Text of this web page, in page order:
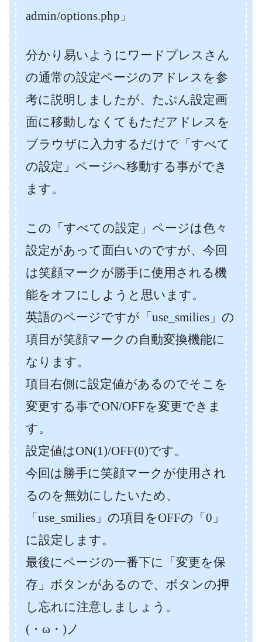
admin/options.php」
分かり易いようにワードプレスさん
の通常の設定ページのアドレスを参
考に説明しましたが、たぶん設定画
面に移動しなくてもただアドレスを
ブラウザに入力するだけで「すべて
の設定」ページへ移動する事ができ
ます。
この「すべての設定」ページは色々
設定があって面白いのですが、今回
は笑顔マークが勝手に使用される機
能をオフにしようと思います。
英語のページですが「use_smilies」の
項目が笑顔マークの自動変換機能に
なります。
項目右側に設定値があるのでそこを
変更する事でON/OFFを変更できま
す。
設定値はON(1)/OFF(0)です。
今回は勝手に笑顔マークが使用され
るのを無効にしたいため、
「use_smilies」の項目をOFFの「0」
に設定します。
最後にページの一番下に「変更を保
存」ボタンがあるので、ボタンの押
し忘れに注意しましょう。
(・ω・)ノ